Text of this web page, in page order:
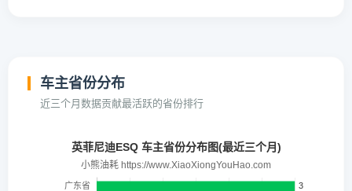
车主省份分布
近三个月数据贡献最活跃的省份排行